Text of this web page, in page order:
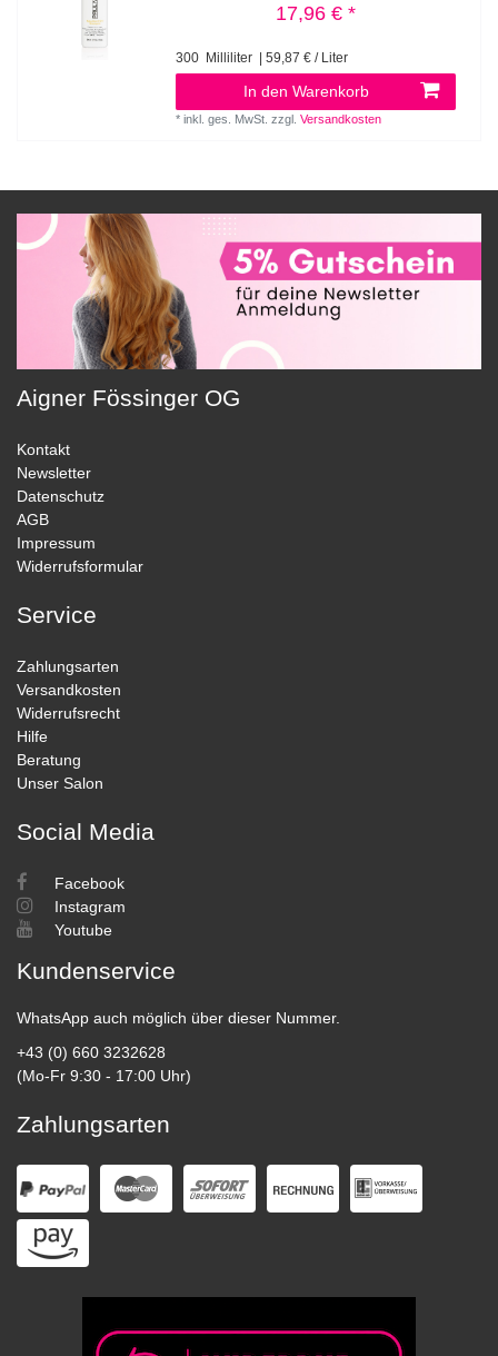
17,96 € *
300 Milliliter | 59,87 € / Liter
In den Warenkorb
*inkl. ges. MwSt. zzgl.Versandkosten
Aigner Fössinger OG
Kontakt
Newsletter
Datenschutz
AGB
Impressum
Widerrufsformular
Service
Zahlungsarten
Versandkosten
Widerrufsrecht
Hilfe
Beratung
Unser Salon
Social Media
Facebook
Instagram
Youtube
Kundenservice
WhatsApp auch möglich über dieser Nummer.
+43 (0) 660 3232628
(Mo-Fr 9:30 - 17:00 Uhr)
Zahlungsarten